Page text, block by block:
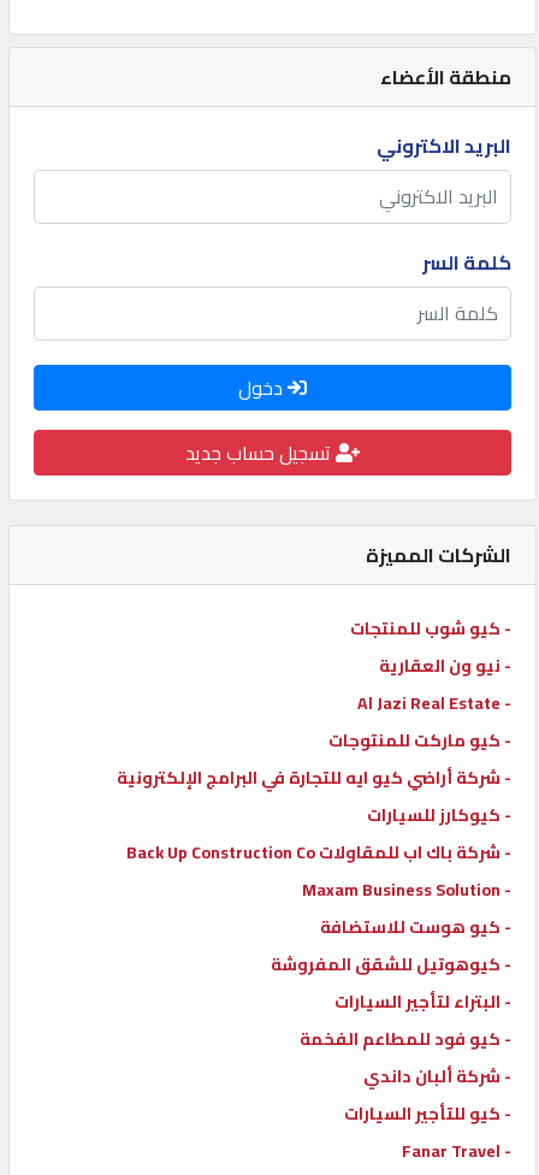
نمبر
كارز
ماركت
الدليل
QHOST
منطقة الأعضاء
البريد الاكتروني
كلمة السر
دخول
تسجيل حساب جديد
الشركات المميزة
- كيو شوب للمنتجات
- نيو ون العقارية
- Al Jazi Real Estate
- كيو ماركت للمنتوجات
- شركة أراضي كيو ايه للتجارة في البرامج الإلكترونية
- كيوكارز للسيارات
- شركة باك اب للمقاولات Back Up Construction Co
- Maxam Business Solution
- كيو هوست للاستضافة
- كيوهوتيل للشقق المفروشة
- البتراء لتأجير السيارات
- كيو فود للمطاعم الفخمة
- شركة ألبان داندي
- كيو للتأجير السيارات
- Fanar Travel